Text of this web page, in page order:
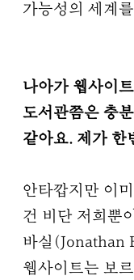
가능성의 세계
나아가 웹사이
도서관쯤은 충
같아요. 제가 한
안타깝지만 이
건 비단 저희뿐
바실(Jonathan
웹사이트는 보